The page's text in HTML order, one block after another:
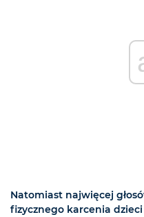
Natomiast najwięcej
fizycznego karcenia